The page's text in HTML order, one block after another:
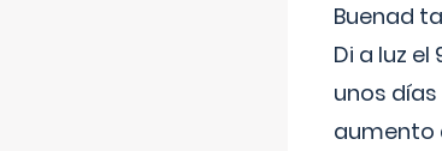
Buenad
Di a luz
unos
aumento